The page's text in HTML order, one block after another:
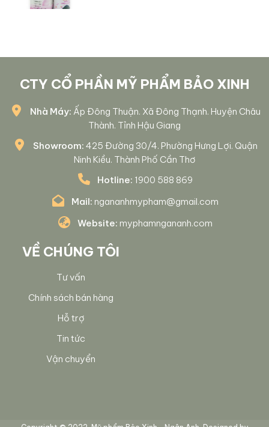
CTY CỔ PHẦN MỸ PHẨM BẢO XINH
Nhà Máy: Ấp Đông Thuận. Xã Đông Thạnh. Huyện Châu
Thành. Tỉnh Hậu Giang
Showroom: 425 Đường 30/4. Phường Hưng Lợi. Quận
Ninh Kiều. Thành Phố Cần Thơ
Hotline: 1900 588 869
Mail: ngananhmypham@gmail.com
Website: myphamngananh.com
VỀ CHÚNG TÔI
Tư vấn
Chính sách bán hàng
Hỗ trợ
Tin tức
Vận chuyển